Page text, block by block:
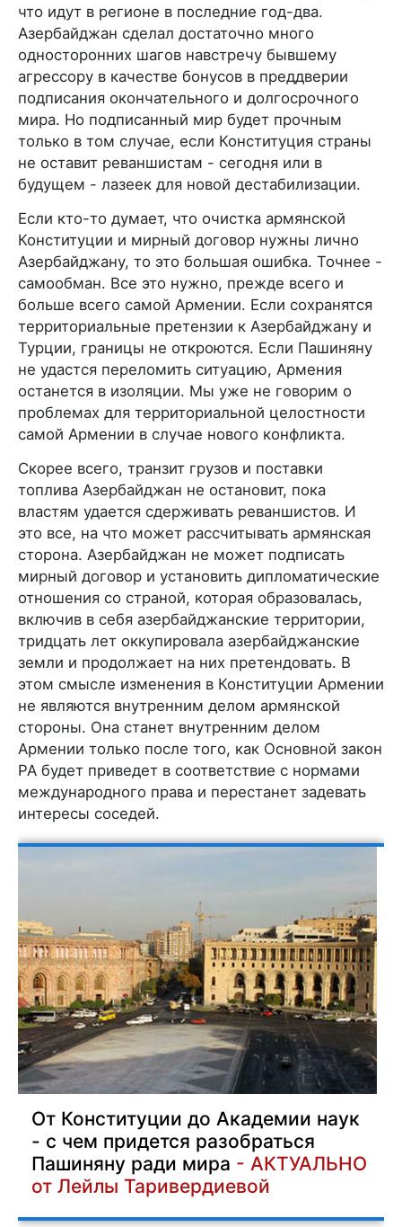
что идут в регионе в последние год-два.
Азербайджан сделал достаточно много
односторонних шагов навстречу бывшему
агрессору в качестве бонусов в преддверии
подписания окончательного и долгосрочного
мира. Но подписанный мир будет прочным
только в том случае, если Конституция страны
не оставит реваншистам - сегодня или в
будущем - лазеек для новой дестабилизации.
Если кто-то думает, что очистка армянской
Конституции и мирный договор нужны лично
Азербайджану, то это большая ошибка. Точнее -
самообман. Все это нужно, прежде всего и
больше всего самой Армении. Если сохранятся
территориальные претензии к Азербайджану и
Турции, границы не откроются. Если Пашиняну
не удастся переломить ситуацию, Армения
останется в изоляции. Мы уже не говорим о
проблемах для территориальной целостности
самой Армении в случае нового конфликта.
Скорее всего, транзит грузов и поставки
топлива Азербайджан не остановит, пока
властям удается сдерживать реваншистов. И
это все, на что может рассчитывать армянская
сторона. Азербайджан не может подписать
мирный договор и установить дипломатические
отношения со страной, которая образовалась,
включив в себя азербайджанские территории,
тридцать лет оккупировала азербайджанские
земли и продолжает на них претендовать. В
этом смысле изменения в Конституции Армении
не являются внутренним делом армянской
стороны. Она станет внутренним делом
Армении только после того, как Основной закон
РА будет приведет в соответствие с нормами
международного права и перестанет задевать
интересы соседей.
От Конституции до Академии наук
- с чем придется разобраться
Пашиняну ради мира - АКТУАЛЬНО
от Лейлы Таривердиевой